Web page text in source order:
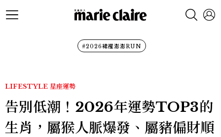
#2026裙襬澎澎RUN
LIFESTYLE 星座運勢
告別低潮！2026年運勢TOP3的
生肖，屬猴人脈爆發、屬豬偏財順